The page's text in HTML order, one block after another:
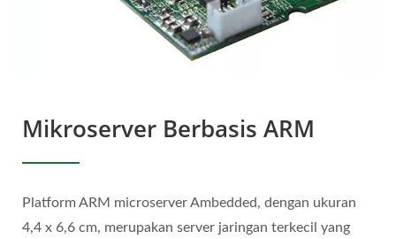
Mikroserver Berbasis ARM
Platform ARM microserver Ambedded, dengan ukuran
4,4 x 6,6 cm, merupakan server jaringan terkecil yang